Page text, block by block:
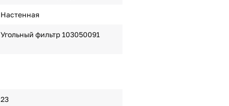
Настенная
Угольный фильтр 103050091
23